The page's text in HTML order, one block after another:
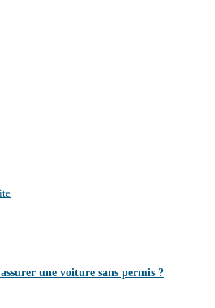
une voiture sans permis ?